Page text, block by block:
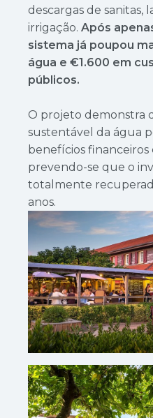
descargas de sanitas,
irrigação. Após
sistema já poupou
água e €1.600 em
públicos.
O projeto demonstra
sustentável da água
benefícios financeiros
prevendo-se que o
totalmente
anos.